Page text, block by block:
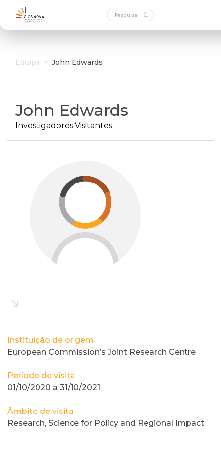
Equipa > John Edwards
John Edwards
Investigadores Visitantes
Instituição de origem
European Commission’s Joint Research Centre
Período de visita
01/10/2020 a 31/10/2021
Âmbito de visita
Research, Science for Policy and Regional Impact